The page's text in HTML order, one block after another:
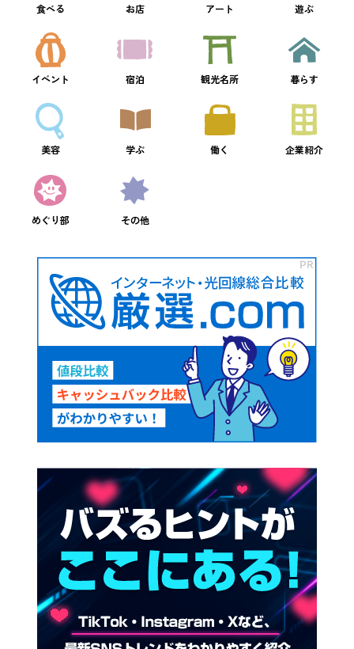
食べる お店 アート 遊ぶ
イベント 宿泊 観光名所 暮らす
美容 学ぶ 働く 企業紹介
めぐり部 その他